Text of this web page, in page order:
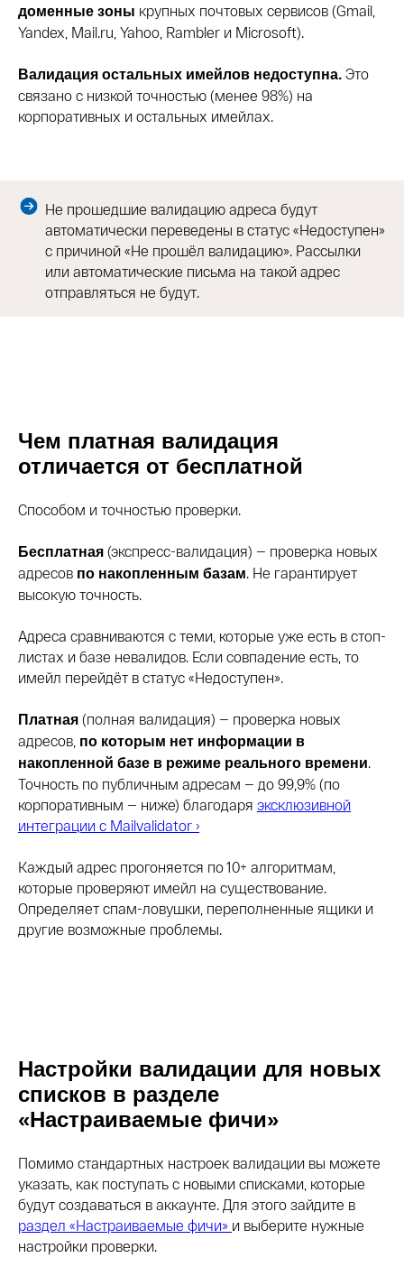
доменные зоны крупных почтовых сервисов (Gmail,
Yandex, Mail.ru, Yahoo, Rambler и Microsoft).
Валидация остальных имейлов недоступна. Это
связано с низкой точностью (менее 98%) на
корпоративных и остальных имейлах.
Не прошедшие валидацию адреса будут
автоматически переведены в статус «Недоступен»
с причиной «Не прошёл валидацию». Рассылки
или автоматические письма на такой адрес
отправляться не будут.
Чем платная валидация
отличается от бесплатной
Способом и точностью проверки.
Бесплатная (экспресс-валидация) — проверка новых
адресов по накопленным базам . Не гарантирует
высокую точность.
Адреса сравниваются с теми, которые уже есть в стоп-
листах и базе невалидов. Если совпадение есть, то
имейл перейдёт в статус «Недоступен».
Платная (полная валидация) — проверка новых
адресов, по которым нет информации в
накопленной базе в режиме реального времени
Точность по публичным адресам — до 99,9% (по
корпоративным — ниже) благодаря эксклюзивной
интеграции с Mailvalidator ›
Каждый адрес прогоняется по 10+ алгоритмам,
которые проверяют имейл на существование.
Определяет спам-ловушки, переполненные ящики и
другие возможные проблемы.
Настройки валидации для новых
списков в разделе
«Настраиваемые фичи»
Помимо стандартных настроек валидации вы можете
указать, как поступать с новыми списками, которые
будут создаваться в аккаунте. Для этого зайдите в
раздел «Настраиваемые фичи» и выберите нужные
настройки проверки.